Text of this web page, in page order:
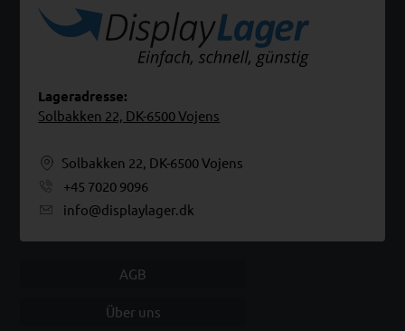
Lageradresse:
Solbakken 22, DK-6500 Vojens
Solbakken 22, DK-6500 Vojens
+45 7020 9096
info@displaylager.dk
AGB
Über uns